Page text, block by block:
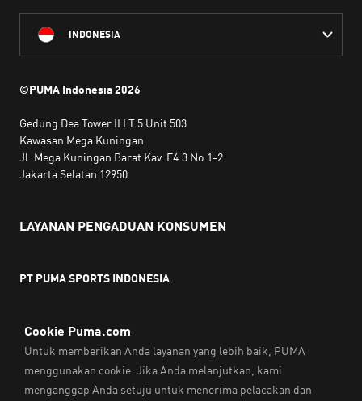
INDONESIA
©PUMA Indonesia2026
Gedung Dea Tower II LT.5 Unit 503
Kawasan Mega Kuningan
Jl. Mega Kuningan Barat Kav. E4.3 No.1-2
Jakarta Selatan 12950
LAYANAN PENGADUAN KONSUMEN
PT PUMA SPORTS INDONESIA
Email:service@sea.puma.com
Telepon:
+622130942720
DIREKTORAT JENDERAL PERLINDUNGAN KONSUMEN DAN
TERTIB NIAGA